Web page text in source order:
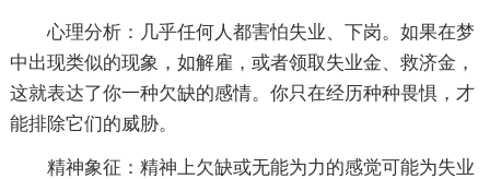
心理分析：几乎任何人都害怕失业、下岗。如果在梦
中出现类似的现象，如解雇，或者领取失业金、救济金，
这就表达了你一种欠缺的感情。你只在经历种种畏惧，才
能排除它们的威胁。
精神象征：精神上欠缺或无能为力的感觉可能为失业